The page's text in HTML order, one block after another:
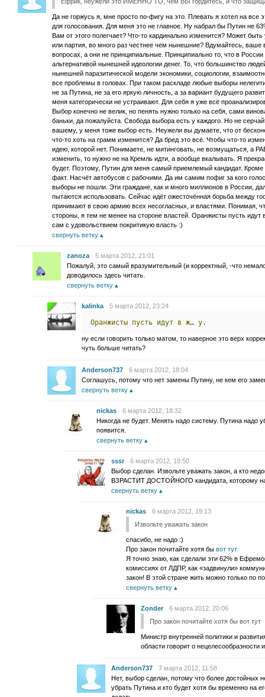
Да не горжусь я, мне просто по-фигу на это. Плевать я хотел на все
для голосования. Для меня это не главное. Ну набрал бы Путин не
Вам от этого полегчает? Что-то кардинально изменится? Может
или партия, во много раз честнее чем нынешние? Вдумайтесь, ваше
вопросах, а они не принципиальные. Принципиально то, что в России
альтернативой нынешней идеологии денег. То, что большинство
нынешней паразитической модели экономики, социологии,
все проблемы в головах. При таком раскладе любые выборы
не за Путина, не за его яркую личность, а за вариант будущего
меня категорически не устраивают. Для себя я уже всё
Выбор конечно не велик, но пенять нужно только на себя, сами
баньки, да пожалуйста. Свобода выбора есть у каждого. Но не
вашему, у меня тоже выбор есть. Неужели вы думаете, что от
что-то хоть на грамм изменится? Да бред это всё. Чтобы что-то
идею, которой нет. Понимаете, не митинговать, не возмущаться, а
изменить, то нужно не на Кремль идти, а вообще вкалывать. Я
будет. Поэтому, Путин для меня самый приемлемый кандидат. Кроме
факт. Насчёт автобусов с рабочими. Да им самим пофиг за кого
выборы не пошли. Эти граждане, как и много миллионов в России,
пытаются использовать. Сейчас идёт ожесточённая борьба между
принимают в свою армию всех несогласных, и властями. Понимая,
стороны, я тем не менее на стороне властей. Оранжисты пусть идут
сам с удовольствием покритикую власть :)
свернуть ветку
zanoza
5 марта 2012, 21:01
Пожалуй, это самый вразумительный (и корректный, -что
доводилось здесь читать.
свернуть ветку
kalinka 5 марта 2012, 23:24
Оранжисты пусть идут в ж… у.
ну если говорить только матом, то наверное это верх
чуть больше читать?
Anderson737
6 марта 2012, 18:04
Соглашусь, потому что нет замены Путину, не кем его
свернуть ветку
nickas
6 марта 2012, 18:32
Никогда не будет. Менять надо систему. Путина надо
появится.
свернуть ветку
sssr
6 марта 2012, 18:50
Выбор сделан. Извольте уважать закон, а кто
ВЗРАСТИТ ДОСТОЙНОГО кандидата, которому
свернуть ветку
nickas
6 марта 2012, 19:13
Извольте уважать закон
спасибо, не надо :)
Про закон почитайте хотя бы вот тут
Я точно знаю, как сделали эти 62% в
комиссиях от ЛДПР, как «задвинули»
закон! В этой стране жить можно только по
свернуть ветку
Zonder
6 марта 2012, 20:06
Про закон почитайте хотя бы вот тут
Министр внутренней политики и
области говорит о нецелесообразности
Anderson737
7 марта 2012, 11:58
Нет, выбор сделан, потому что более достойных
убрать Путина и кто будет хотя бы временно на